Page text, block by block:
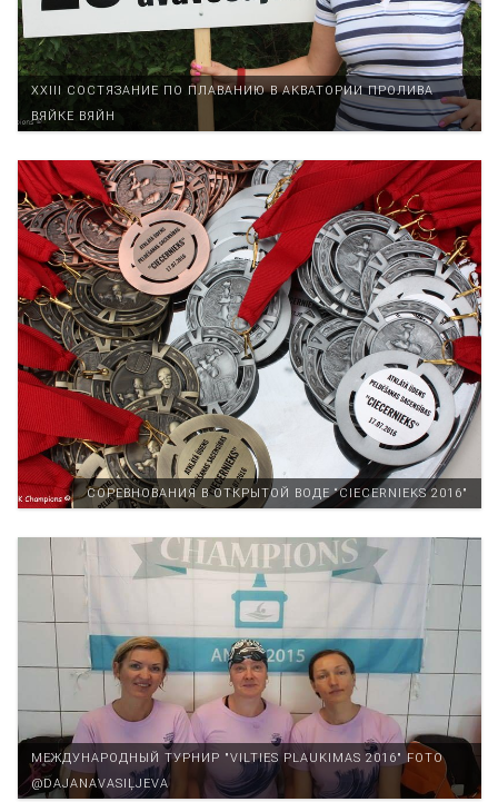
XXIII СОСТЯЗАНИЕ ПО ПЛАВАНИЮ В АКВАТОРИИ ПРОЛИВА
ВЯЙКЕ ВЯЙН
СОРЕВНОВАНИЯ В ОТКРЫТОЙ ВОДЕ “CIECERNIEKS 2016″
МЕЖДУНАРОДНЫЙ ТУРНИР "VILTIES PLAUKIMAS 2016" FOTO
@DAJANAVASIĻJEVA